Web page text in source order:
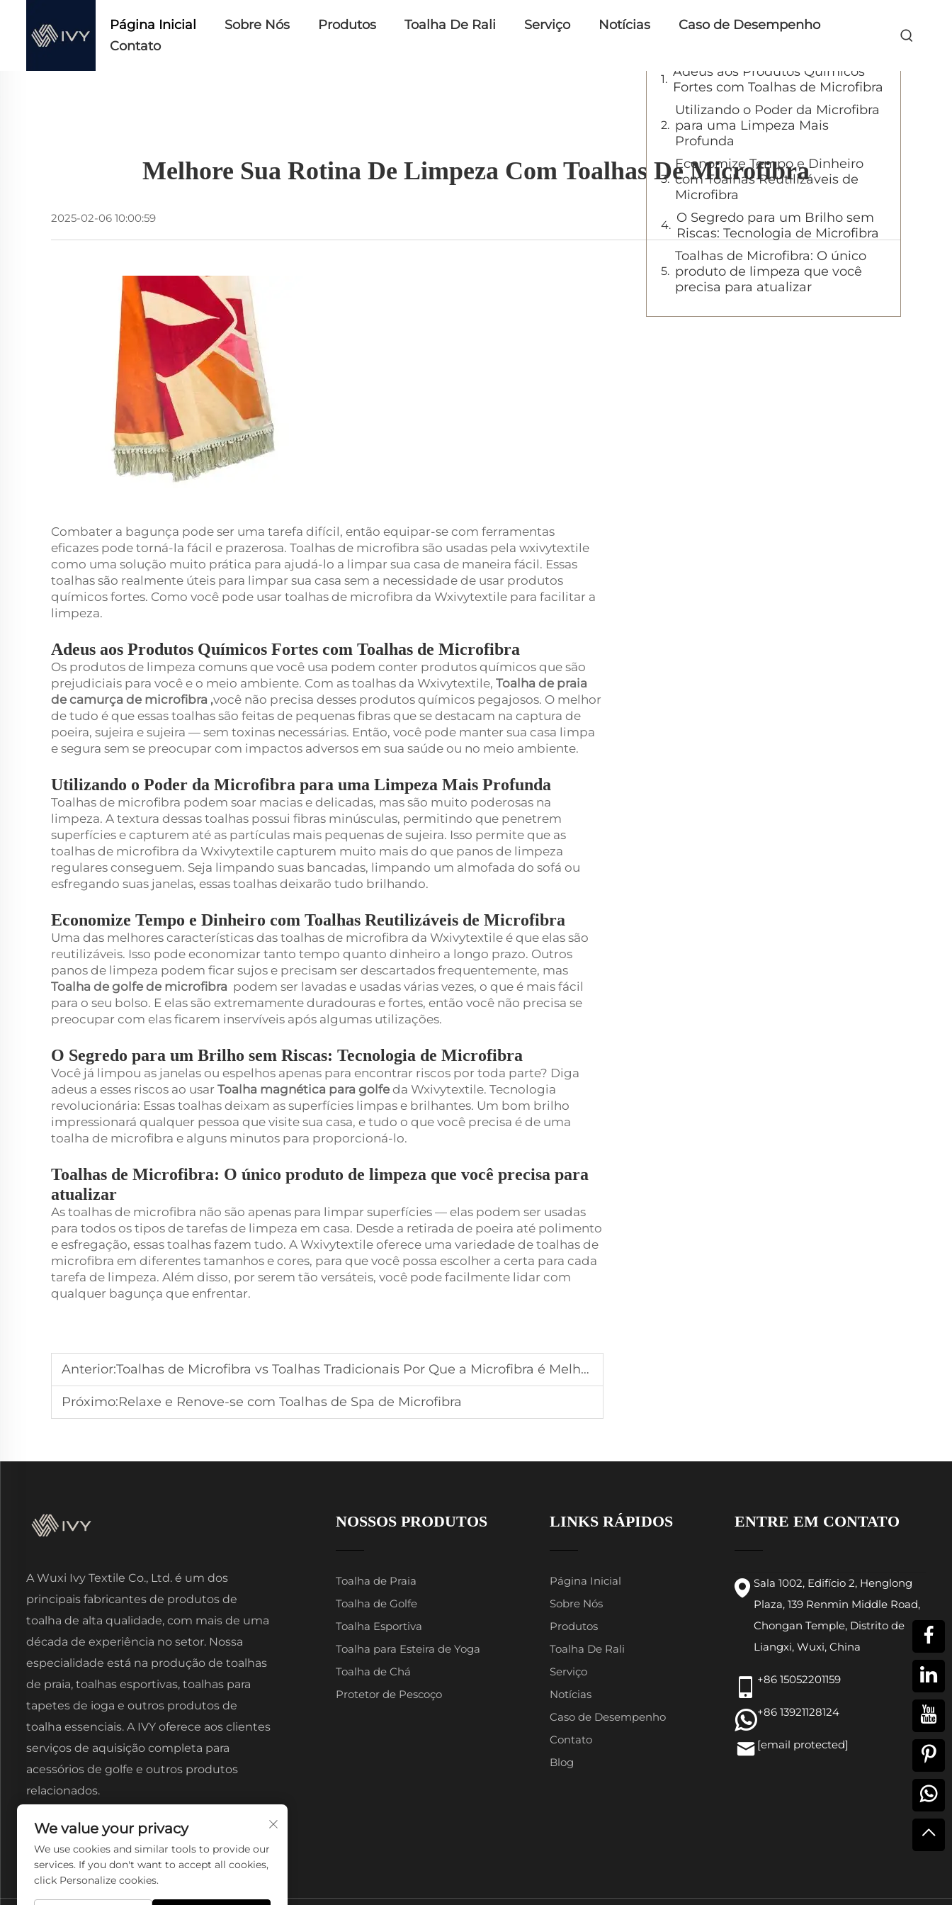
Página Inicial Sobre Nós Produtos Toalha De Rali Serviço Notícias
Caso de Desempenho
Contato
Melhore Sua Rotina De Limpeza Com Toalhas De Microfibra
2025-02-06 10:00:59
Combater a bagunça pode ser uma tarefa difícil, então equipar-se com ferramentas
eficazes pode torná-la fácil e prazerosa. Toalhas de microfibra são usadas pela wxivytextile
como uma solução muito prática para ajudá-lo a limpar sua casa de maneira fácil. Essas
toalhas são realmente úteis para limpar sua casa sem a necessidade de usar produtos
químicos fortes. Como você pode usar toalhas de microfibra da Wxivytextile para facilitar a
limpeza.
Adeus aos Produtos Químicos Fortes com Toalhas de Microfibra
Os produtos de limpeza comuns que você usa podem conter produtos químicos que são
prejudiciais para você e o meio ambiente. Com as toalhas da Wxivytextile, Toalha de praia
de camurça de microfibra ,você não precisa desses produtos químicos pegajosos. O melhor
de tudo é que essas toalhas são feitas de pequenas fibras que se destacam na captura de
poeira, sujeira e sujeira — sem toxinas necessárias. Então, você pode manter sua casa limpa
e segura sem se preocupar com impactos adversos em sua saúde ou no meio ambiente.
Utilizando o Poder da Microfibra para uma Limpeza Mais Profunda
Toalhas de microfibra podem soar macias e delicadas, mas são muito poderosas na
limpeza. A textura dessas toalhas possui fibras minúsculas, permitindo que penetrem
superfícies e capturem até as partículas mais pequenas de sujeira. Isso permite que as
toalhas de microfibra da Wxivytextile capturem muito mais do que panos de limpeza
regulares conseguem. Seja limpando suas bancadas, limpando um almofada do sofá ou
esfregando suas janelas, essas toalhas deixarão tudo brilhando.
Economize Tempo e Dinheiro com Toalhas Reutilizáveis de Microfibra
Uma das melhores características das toalhas de microfibra da Wxivytextile é que elas são
reutilizáveis. Isso pode economizar tanto tempo quanto dinheiro a longo prazo. Outros
panos de limpeza podem ficar sujos e precisam ser descartados frequentemente, mas
Toalha de golfe de microfibra podem ser lavadas e usadas várias vezes, o que é mais fácil
para o seu bolso. E elas são extremamente duradouras e fortes, então você não precisa se
preocupar com elas ficarem inservíveis após algumas utilizações.
O Segredo para um Brilho sem Riscas: Tecnologia de Microfibra
Você já limpou as janelas ou espelhos apenas para encontrar riscos por toda parte? Diga
adeus a esses riscos ao usar Toalha magnética para golfe da Wxivytextile. Tecnologia
revolucionária: Essas toalhas deixam as superfícies limpas e brilhantes. Um bom brilho
impressionará qualquer pessoa que visite sua casa, e tudo o que você precisa é de uma
toalha de microfibra e alguns minutos para proporcioná-lo.
Toalhas de Microfibra: O único produto de limpeza que você precisa para
atualizar
As toalhas de microfibra não são apenas para limpar superfícies — elas podem ser usadas
para todos os tipos de tarefas de limpeza em casa. Desde a retirada de poeira até polimento
e esfregação, essas toalhas fazem tudo. A Wxivytextile oferece uma variedade de toalhas de
microfibra em diferentes tamanhos e cores, para que você possa escolher a certa para cada
tarefa de limpeza. Além disso, por serem tão versáteis, você pode facilmente lidar com
qualquer bagunça que enfrentar.
Anterior:Toalhas de Microfibra vs Toalhas Tradicionais Por Que a Microfibra é Melhor
Próximo:Relaxe e Renove-se com Toalhas de Spa de Microfibra
Índice
Adeus aos Produtos Químicos
Fortes com Toalhas de Microfibra
Utilizando o Poder da Microfibra
para uma Limpeza Mais
Profunda
Economize Tempo e Dinheiro
com Toalhas Reutilizáveis de
Microfibra
O Segredo para um Brilho sem
Riscas: Tecnologia de Microfibra
Toalhas de Microfibra: O único
produto de limpeza que você
precisa para atualizar
A Wuxi Ivy Textile Co., Ltd. é um dos
principais fabricantes de produtos de
toalha de alta qualidade, com mais de uma
década de experiência no setor. Nossa
especialidade está na produção de toalhas
de praia, toalhas esportivas, toalhas para
tapetes de ioga e outros produtos de
toalha essenciais. A IVY oferece aos clientes
serviços de aquisição completa para
acessórios de golfe e outros produtos
relacionados.
NOSSOS PRODUTOS
Toalha de Praia
Toalha de Golfe
Toalha Esportiva
Toalha para Esteira de Yoga
Toalha de Chá
Protetor de Pescoço
LINKS RÁPIDOS
Página Inicial
Sobre Nós
Produtos
Toalha De Rali
Serviço
Notícias
Caso de Desempenho
Contato
Blog
ENTRE EM CONTATO
Sala 1002, Edifício 2, Henglong
Plaza, 139 Renmin Middle Road,
Chongan Temple, Distrito de
Liangxi, Wuxi, China
+86 15052201159
+86 13921128124
[email protected]
We value your privacy
We use cookies and similar tools to provide our
services. If you don't want to accept all cookies,
click Personalize cookies.